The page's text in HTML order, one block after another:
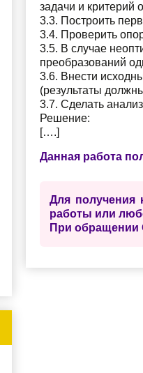
задачи и критерий
3.3. Построить
3.4. Проверить
3.5. В случае
преобразований
3.6. Внести
(результаты
3.7. Сделать
Решение:
[….]
Данная работа
Для получения
работы или
При обращении